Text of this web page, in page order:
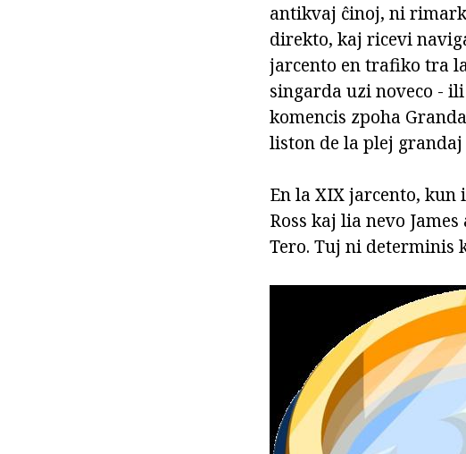
antikvaj ĉinoj, ni
direkto, kaj ricevi
jarcento en trafiko tra
singarda uzi noveco -
komencis zpoha
liston de la plej
En la XIX jarcento,
Ross kaj lia nevo
Tero. Tuj ni determinis